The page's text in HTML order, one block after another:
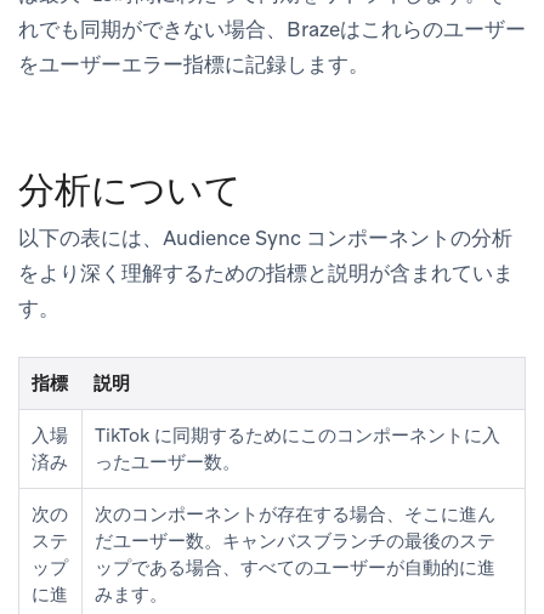
れでも同期ができない場合、Brazeはこれらのユーザー
をユーザーエラー指標に記録します。
分析について
以下の表には、Audience Sync コンポーネントの分析
をより深く理解するための指標と説明が含まれていま
す。
指標 説明
入場
済み
TikTok に同期するためにこのコンポーネントに入
ったユーザー数。
次の
ステ
ップ
に進
次のコンポーネントが存在する場合、そこに進ん
だユーザー数。キャンバスブランチの最後のステ
ップである場合、すべてのユーザーが自動的に進
みます。